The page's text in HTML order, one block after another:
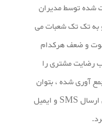
شده توسط مدیران
به تک تک شعبات می
قوت و ضعف هرکدام
رضایت مشتری را
آوری شده ، بتوان
ارتباط با مشتری را از طریق ارسال SMS و ایمیل